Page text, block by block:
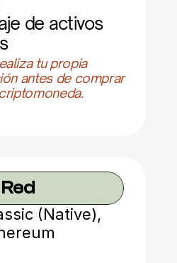
de activos
tu propia
antes de comprar
Red
(Native),